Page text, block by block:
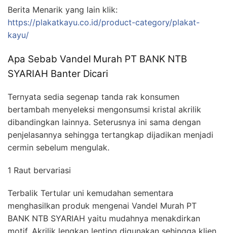
Berita Menarik yang lain klik:
https://plakatkayu.co.id/product-category/plakat-
kayu/
Apa Sebab Vandel Murah PT BANK NTB
SYARIAH Banter Dicari
Ternyata sedia segenap tanda rak konsumen
bertambah menyeleksi mengonsumsi kristal akrilik
dibandingkan lainnya. Seterusnya ini sama dengan
penjelasannya sehingga tertangkap dijadikan menjadi
cermin sebelum mengulak.
1 Raut bervariasi
Terbalik Tertular uni kemudahan sementara
menghasilkan produk mengenai Vandel Murah PT
BANK NTB SYARIAH yaitu mudahnya menakdirkan
motif. Akrilik lengkap lenting digunakan sehingga klien